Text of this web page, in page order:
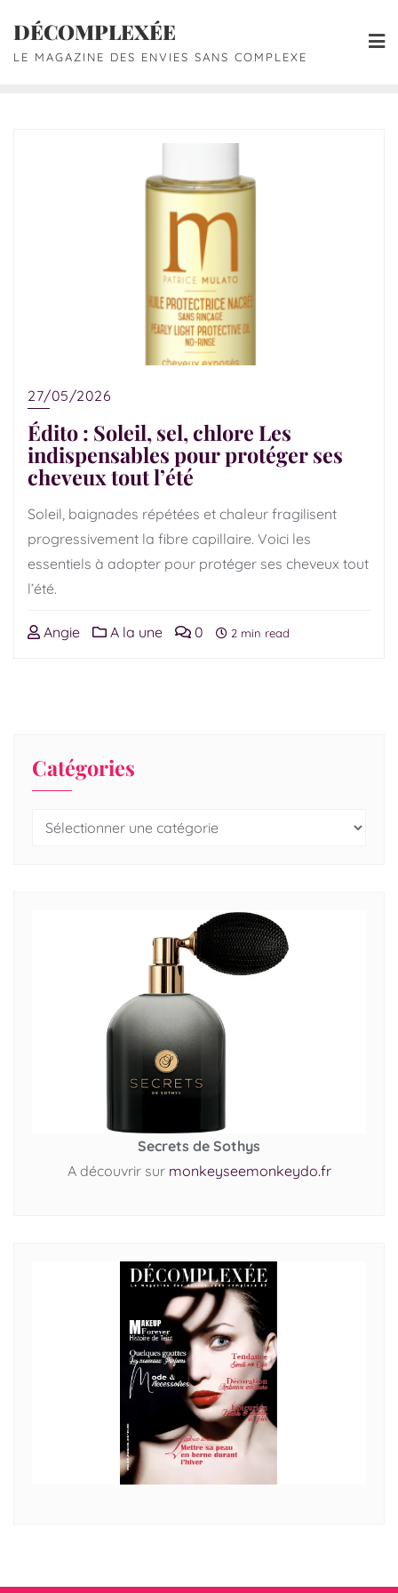
DÉCOMPLEXÉE
LE MAGAZINE DES ENVIES SANS COMPLEXE
27/05/2026
Édito : Soleil, sel, chlore Les
indispensables pour protéger ses
cheveux tout l’été
Soleil, baignades répétées et chaleur fragilisent
progressivement la fibre capillaire. Voici les
essentiels à adopter pour protéger ses cheveux tout
l’été.
Angie A la une 0 2 min read
Catégories
Secrets de Sothys
A découvrir sur monkeyseemonkeydo.fr